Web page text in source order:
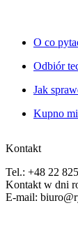
O co
Odbiór
Jak
Kupno
Kontakt
Tel.: +48 22
Kontakt w dni
E-mail: